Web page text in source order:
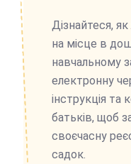
Дізнайтеся,
на місце в
навчальному
електронну
інструкція та
батьків, щоб
своєчасну
садок.